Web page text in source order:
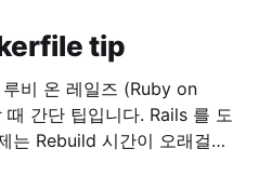
tip
팁입니다. Rails 를 도
는 Rebuild 시간이 오래걸린